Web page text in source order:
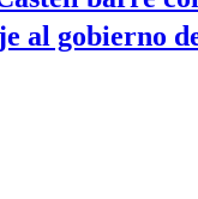
al gobierno